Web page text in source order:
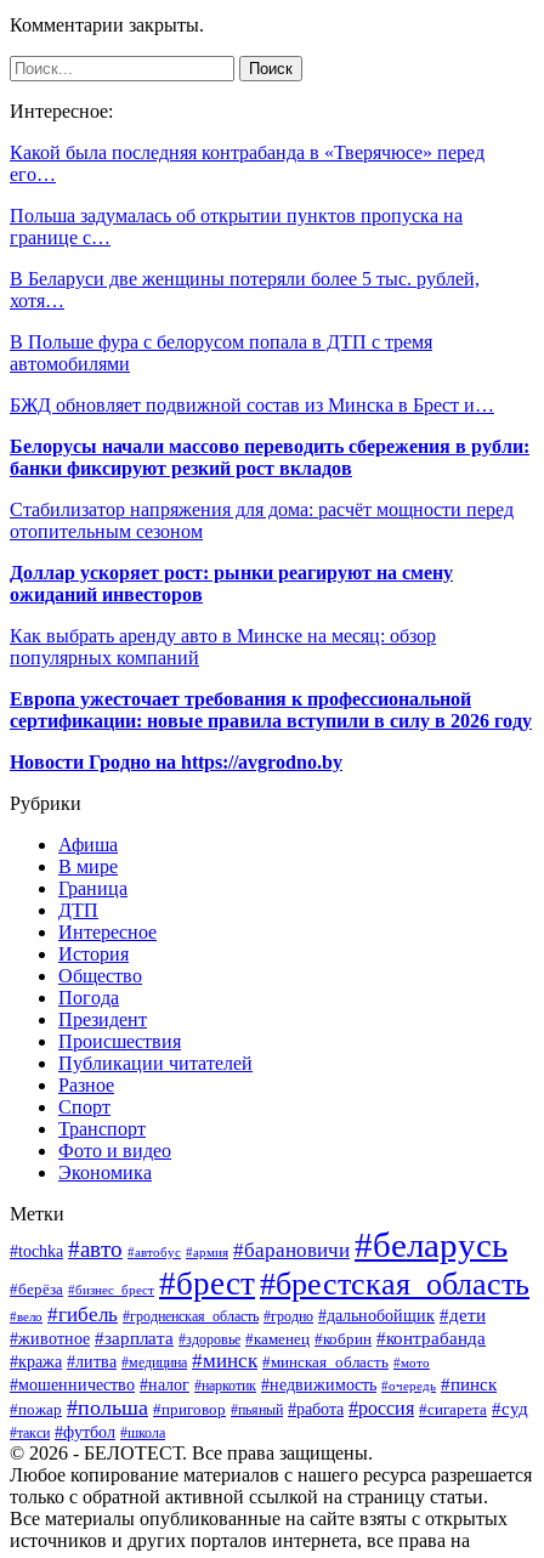
Комментарии закрыты.
Интересное:
Какой была последняя контрабанда в «Тверячюсе» перед
его…
Польша задумалась об открытии пунктов пропуска на
границе с…
В Беларуси две женщины потеряли более 5 тыс. рублей,
хотя…
В Польше фура с белорусом попала в ДТП с тремя
автомобилями
БЖД обновляет подвижной состав из Минска в Брест и…
Белорусы начали массово переводить сбережения в рубли:
банки фиксируют резкий рост вкладов
Стабилизатор напряжения для дома: расчёт мощности перед
отопительным сезоном
Доллар ускоряет рост: рынки реагируют на смену
ожиданий инвесторов
Как выбрать аренду авто в Минске на месяц: обзор
популярных компаний
Европа ужесточает требования к профессиональной
сертификации: новые правила вступили в силу в 2026 году
Новости Гродно на https://avgrodno.by
Рубрики
Афиша
В мире
Граница
ДТП
Интересное
История
Общество
Погода
Президент
Происшествия
Публикации читателей
Разное
Спорт
Транспорт
Фото и видео
Экономика
Метки
#tochka #авто #автобус #армия #барановичи #беларусь
#берёза #бизнес_брест #брест#брестская_область
#вело #гибель #гродненская_область #гродно #дальнобойщик #дети
#животное #зарплата #здоровье #каменец #кобрин #контрабанда
#кража #литва #медицина #минск #минская_область #мото
#мошенничество #налог #наркотик #недвижимость #очередь #пинск
#пожар #польша #приговор #пьяный #работа #россия #сигарета #суд
#такси #футбол #школа
© 2026 - БЕЛОТЕСТ. Все права защищены.
Любое копирование материалов с нашего ресурса разрешается
только с обратной активной ссылкой на страницу статьи.
Все материалы опубликованные на сайте взяты с открытых
источников и других порталов интернета, все права на